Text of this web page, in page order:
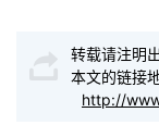
转载请注明
本文的链接
http://